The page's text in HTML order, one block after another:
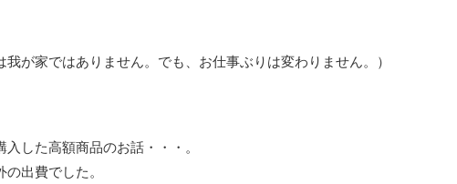
我が家ではありません。でも、お仕事ぶりは変わりません。）
入した高額商品のお話・・・。
出費でした。